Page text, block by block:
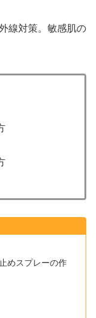
線対策。敏感肌の
めスプレーの作